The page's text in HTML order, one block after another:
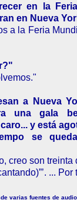
en la
en Nueva
a la Feria
a Nueva
una gala
y está
se
creo son treinta
...
varias fuentes de